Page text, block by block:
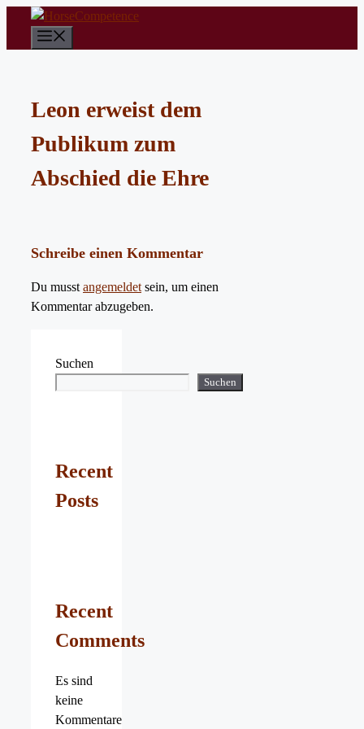
springen
Leon erweist dem
Publikum zum
Abschied die Ehre
Schreibe einen Kommentar
Du musst angemeldet sein, um einen
Kommentar abzugeben.
Suchen
Suchen
Recent
Posts
Recent
Comments
Es sind
keine
Kommentare